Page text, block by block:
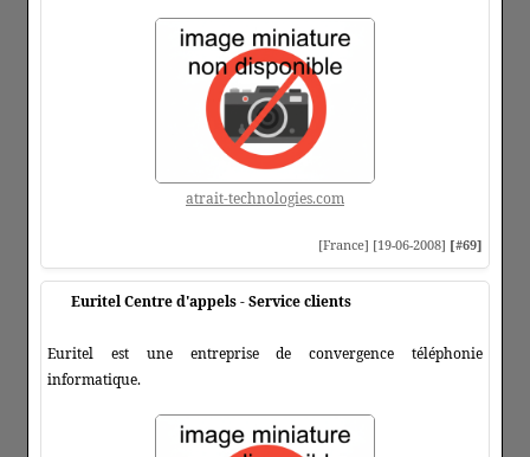
atrait-technologies.com
[France] [19-06-2008] [#69]
Euritel Centre d'appels - Service clients
Euritel est une entreprise de convergence téléphonie
informatique.